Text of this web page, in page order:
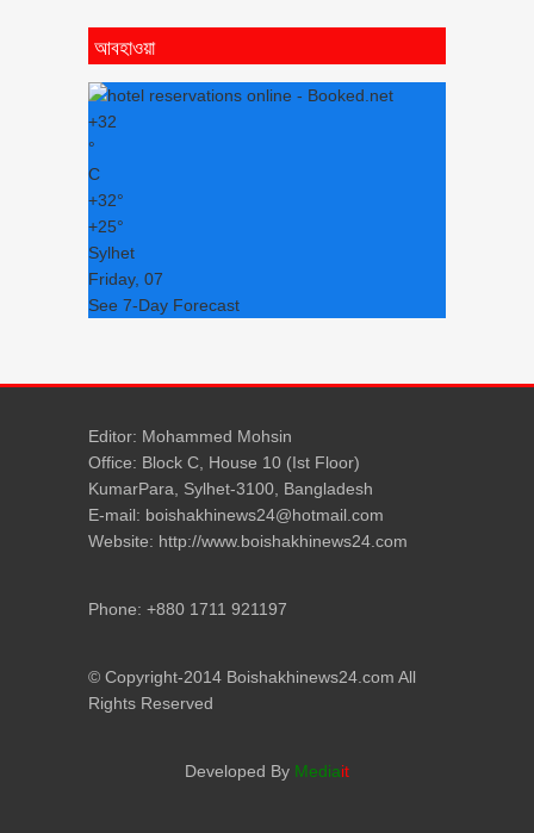
আবহাওয়া
+32
°
C
+32°
+25°
Sylhet
Friday, 07
See 7-Day Forecast
Editor: Mohammed Mohsin
Office: Block C, House 10 (Ist Floor)
KumarPara, Sylhet-3100, Bangladesh
E-mail: boishakhinews24@hotmail.com
Website: http://www.boishakhinews24.com
Phone: +880 1711 921197
© Copyright-2014 Boishakhinews24.com All
Rights Reserved
Developed By Mediait